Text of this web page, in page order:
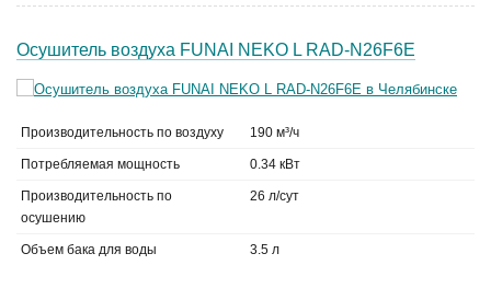
Осушитель воздуха FUNAI NEKO L RAD-N26F6E
Производительность по воздуху 190 м³/ч
Потребляемая мощность 0.34 кВт
Производительность по
осушению
26 л/сут
Объем бака для воды 3.5 л